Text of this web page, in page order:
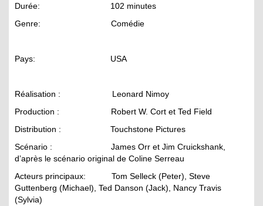
Durée: 102 minutes
Genre: Comédie
Pays: USA
Réalisation : Leonard Nimoy
Production : Robert W. Cort et Ted Field
Distribution : Touchstone Pictures
Scénario : James Orr et Jim Cruickshank,
d’après le scénario original de Coline Serreau
Acteurs principaux: Tom Selleck (Peter), Steve
Guttenberg (Michael), Ted Danson (Jack), Nancy Travis
(Sylvia)